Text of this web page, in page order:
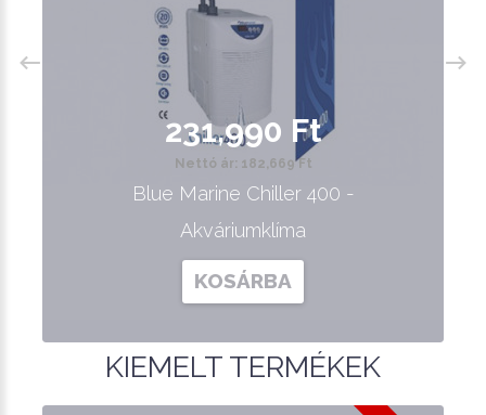
231,990 Ft
Nettó ár: 182,669 Ft
Blue Marine Chiller 400 -
Akváriumklíma
KOSÁRBA
KIEMELT TERMÉKEK